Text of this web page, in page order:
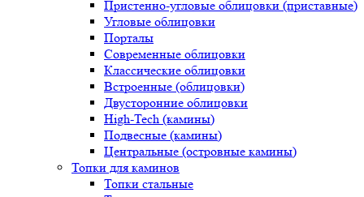
Пристенно-угловые облицовки (приставные)
Угловые облицовки
Порталы
Современные облицовки
Классические облицовки
Встроенные (облицовки)
Двусторонние облицовки
High-Tech (камины)
Подвесные (камины)
Центральные (островные камины)
Топки для каминов
Топки стальные